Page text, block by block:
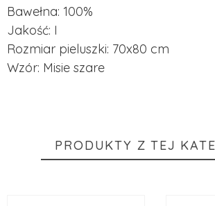
Bawełna: 100%
Jakość: I
Rozmiar pieluszki: 70x80 cm
Wzór: Misie szare
PRODUKTY Z TEJ